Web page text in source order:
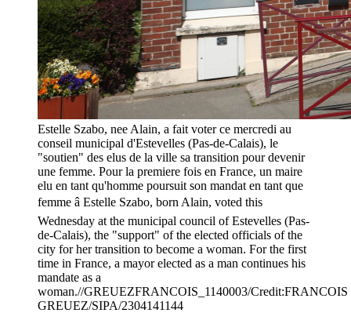
Estelle Szabo, nee Alain, a fait voter ce mercredi au
conseil municipal d'Estevelles (Pas-de-Calais), le
"soutien" des elus de la ville sa transition pour devenir
une femme. Pour la premiere fois en France, un maire
elu en tant qu'homme poursuit son mandat en tant que
femme â Estelle Szabo, born Alain, voted this
Wednesday at the municipal council of Estevelles (Pas-
de-Calais), the "support" of the elected officials of the
city for her transition to become a woman. For the first
time in France, a mayor elected as a man continues his
mandate as a
woman.//GREUEZFRANCOIS_1140003/Credit:FRANCOIS
GREUEZ/SIPA/2304141144